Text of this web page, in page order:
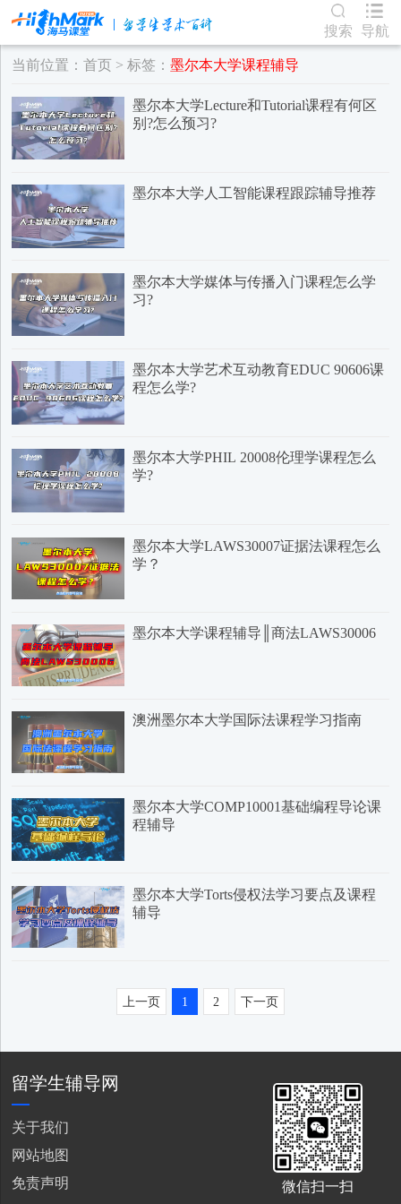
搜索 导航
当前位置：首页 > 标签：墨尔本大学课程辅导
墨尔本大学Lecture和Tutorial课程有何区
别?怎么预习?
墨尔本大学人工智能课程跟踪辅导推荐
墨尔本大学媒体与传播入门课程怎么学
习?
墨尔本大学艺术互动教育EDUC 90606课
程怎么学?
墨尔本大学PHIL 20008伦理学课程怎么
学?
墨尔本大学LAWS30007证据法课程怎么
学？
墨尔本大学课程辅导║商法LAWS30006
澳洲墨尔本大学国际法课程学习指南
墨尔本大学COMP10001基础编程导论课
程辅导
墨尔本大学Torts侵权法学习要点及课程
辅导
上一页 1 2 下一页
留学生辅导网
关于我们
网站地图
免责声明
微信扫一扫